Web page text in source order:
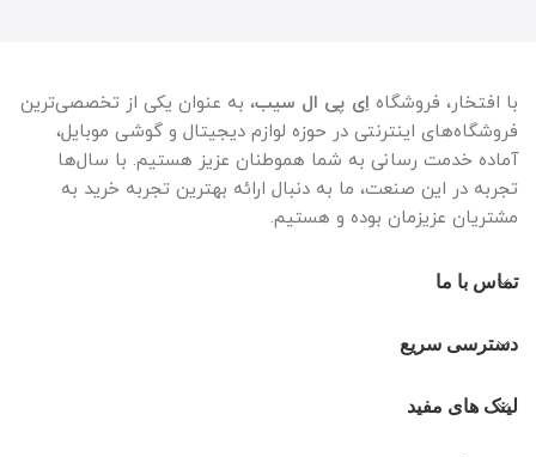
با افتخار، فروشگاه اِی پی ال سیب، به عنوان یکی از تخصصی‌ترین
فروشگاه‌های اینترنتی در حوزه لوازم دیجیتال و گوشی موبایل،
آماده خدمت رسانی به شما هموطنان عزیز هستیم. با سال‌ها
تجربه در این صنعت، ما به دنبال ارائه بهترین تجربه خرید به
مشتریان عزیزمان بوده و هستیم.
تماس با ما
دسترسی سریع
لینک های مفید